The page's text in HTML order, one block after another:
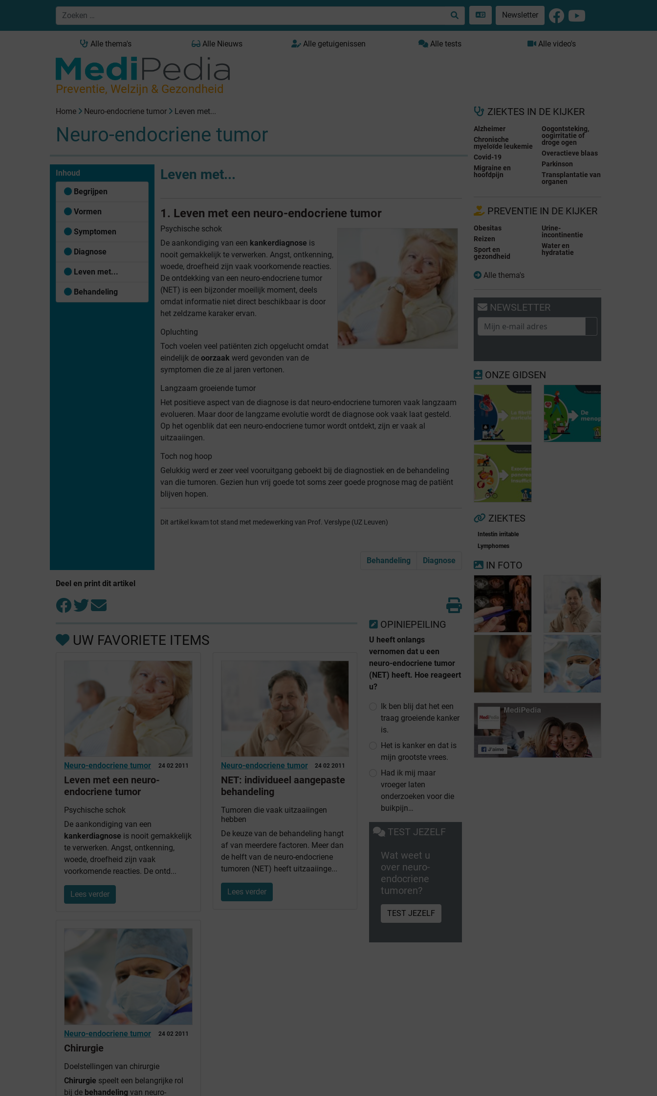
Newsletter
Alle thema's Alle Nieuws Alle getuigenissen Alle tests Alle video's
Preventie, Welzijn & Gezondheid
Home Neuro-endocriene tumor Leven met...
Neuro-endocriene tumor
Inhoud
Begrijpen
Vormen
Symptomen
Diagnose
Leven met...
Behandeling
Leven met...
1. Leven met een neuro-endocriene tumor
Psychische schok
De aankondiging van een kankerdiagnose is
nooit gemakkelijk te verwerken. Angst, ontkenning,
woede, droefheid zijn vaak voorkomende reacties.
De ontdekking van een neuro-endocriene tumor
(NET) is een bijzonder moeilijk moment, deels
omdat informatie niet direct beschikbaar is door
het zeldzame karaker ervan.
Opluchting
Toch voelen veel patiënten zich opgelucht omdat
eindelijk de oorzaak werd gevonden van de
symptomen die ze al jaren vertonen.
Langzaam groeiende tumor
Het positieve aspect van de diagnose is dat neuro-endocriene tumoren vaak langzaam
evolueren. Maar door de langzame evolutie wordt de diagnose ook vaak laat gesteld.
Op het ogenblik dat een neuro-endocriene tumor wordt ontdekt, zijn er vaak al
uitzaaiingen.
Toch nog hoop
Gelukkig werd er zeer veel vooruitgang geboekt bij de diagnostiek en de behandeling
van die tumoren. Gezien hun vrij goede tot soms zeer goede prognose mag de patiënt
blijven hopen.
Dit artikel kwam tot stand met medewerking van Prof. Verslype (UZ Leuven)
Behandeling Diagnose
Deel en print dit artikel
UW FAVORIETE ITEMS
24 02 2011
Neuro-endocriene tumor
Leven met een neuro-
endocriene tumor
Psychische schok
De aankondiging van een
kankerdiagnose is nooit gemakkelijk
te verwerken. Angst, ontkenning,
woede, droefheid zijn vaak
voorkomende reacties. De ontd...
Lees verder
24 02 2011
Neuro-endocriene tumor
NET: individueel aangepaste
behandeling
Tumoren die vaak uitzaaiingen
hebben
De keuze van de behandeling hangt
af van meerdere factoren. Meer dan
de helft van de neuro-endocriene
tumoren (NET) heeft uitzaaiinge...
Lees verder
24 02 2011
Neuro-endocriene tumor
Chirurgie
Doelstellingen van chirurgie
Chirurgie speelt een belangrijke rol
bij de behandeling van neuro-
OPINIEPEILING
U heeft onlangs
vernomen dat u een
neuro-endocriene tumor
(NET) heeft. Hoe reageert
u?
Ik ben blij dat het een
traag groeiende kanker
is.
Het is kanker en dat is
mijn grootste vrees.
Had ik mij maar
vroeger laten
onderzoeken voor die
buikpijn…
TEST JEZELF
Wat weet u
over neuro-
endocriene
tumoren?
TEST JEZELF
ZIEKTES IN DE KIJKER
Alzheimer
Chronische
myeloïde leukemie
Covid-19
Migraine en
hoofdpijn
Oogontsteking,
oogirritatie of
droge ogen
Overactieve blaas
Parkinson
Transplantatie van
organen
PREVENTIE IN DE KIJKER
Obesitas
Reizen
Sport en
gezondheid
Urine-
incontinentie
Water en
hydratatie
Alle thema's
NEWSLETTER
ONZE GIDSEN
Voorkamerfibrillatie
Exocriene
insufficiëntie
ZIEKTES
Intestin irritable
Lymphomes
IN FOTO
Isotopenonderzoeken
NET: individueel
aangepaste
behandeling
De andere
behandelingen
Chirurgie